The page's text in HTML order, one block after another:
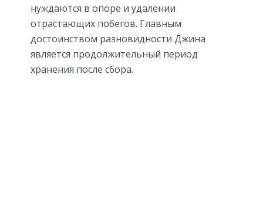
нуждаются в опоре и удалении
отрастающих побегов. Главным
достоинством разновидности Джина
является продолжительный период
хранения после сбора.